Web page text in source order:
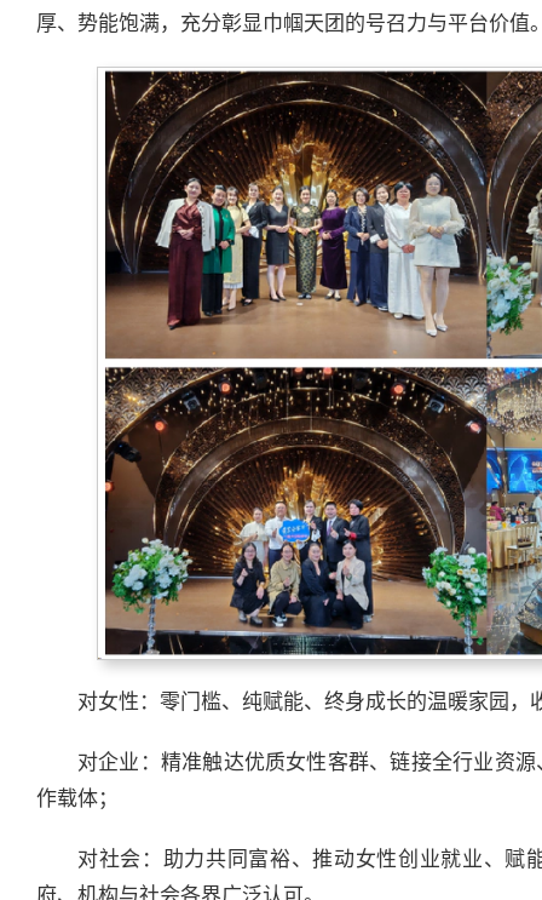
厚、势能饱满，充分彰显巾帼天团的号召力与平台价值
对女性：零门槛、纯赋能、终身成长的温暖家园，
对企业：精准触达优质女性客群、链接全行业资
作载体；
对社会：助力共同富裕、推动女性创业就业、赋